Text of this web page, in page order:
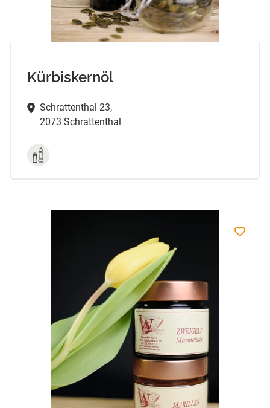
Kürbiskernöl
Schrattenthal 23,
2073 Schrattenthal